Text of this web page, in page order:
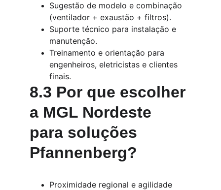
Sugestão de modelo e combinação
(ventilador + exaustão + filtros).
Suporte técnico para instalação e
manutenção.
Treinamento e orientação para
engenheiros, eletricistas e clientes
finais.
8.3 Por que escolher
a MGL Nordeste
para soluções
Pfannenberg?
Proximidade regional e agilidade